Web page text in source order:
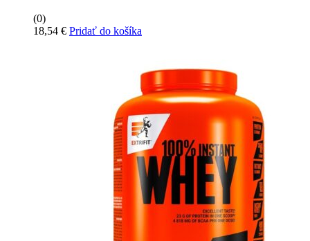
(0)
18,54 € Pridať do košíka